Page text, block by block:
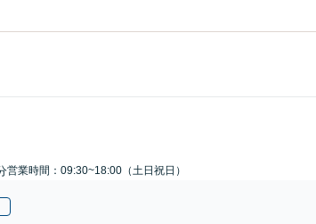
営業時間：09:30~18:00（土日祝日）